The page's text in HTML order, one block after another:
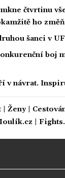
čtvrtinu
ho
šanci v
boj
v návrat.
| Ženy|